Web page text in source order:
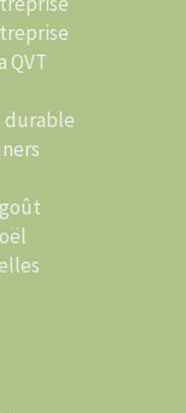
QVT
durable